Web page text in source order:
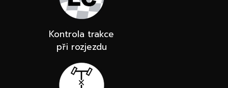
Kontrola trakce
při rozjezdu